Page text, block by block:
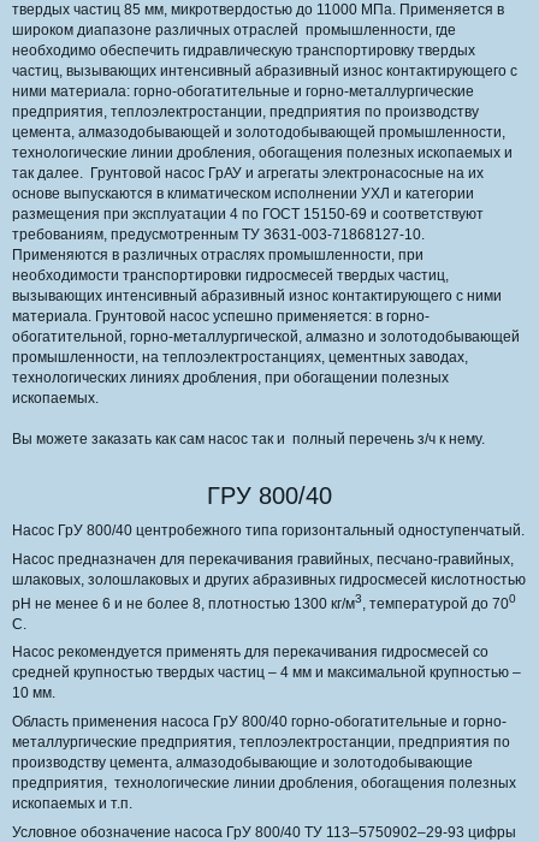
твердых частиц 85 мм, микротвердостью до 11000 МПа. Применяется в
широком диапазоне различных отраслей промышленности, где
необходимо обеспечить гидравлическую транспортировку твердых
частиц, вызывающих интенсивный абразивный износ контактирующего с
ними материала: горно-обогатительные и горно-металлургические
предприятия, теплоэлектростанции, предприятия по производству
цемента, алмазодобывающей и золотодобывающей промышленности,
технологические линии дробления, обогащения полезных ископаемых и
так далее. Грунтовой насос ГрАУ и агрегаты электронасосные на их
основе выпускаются в климатическом исполнении УХЛ и категории
размещения при эксплуатации 4 по ГОСТ 15150-69 и соответствуют
требованиям, предусмотренным ТУ 3631-003-71868127-10.
Применяются в различных отраслях промышленности, при
необходимости транспортировки гидросмесей твердых частиц,
вызывающих интенсивный абразивный износ контактирующего с ними
материала. Грунтовой насос успешно применяется: в горно-
обогатительной, горно-металлургической, алмазно и золотодобывающей
промышленности, на теплоэлектростанциях, цементных заводах,
технологических линиях дробления, при обогащении полезных
ископаемых.
Вы можете заказать как сам насос так и полный перечень з/ч к нему.
ГРУ 800/40
Насос ГрУ 800/40 центробежного типа горизонтальный одноступенчатый.
Насос предназначен для перекачивания гравийных, песчано-гравийных,
шлаковых, золошлаковых и других абразивных гидросмесей кислотностью
рН не менее 6 и не более 8, плотностью 1300 кг/м3 , температурой до 700
С.
Насос рекомендуется применять для перекачивания гидросмесей со
средней крупностью твердых частиц – 4 мм и максимальной крупностью –
10 мм.
Область применения насоса ГрУ 800/40 горно-обогатительные и горно-
металлургические предприятия, теплоэлектростанции, предприятия по
производству цемента, алмазодобывающие и золотодобывающие
предприятия, технологические линии дробления, обогащения полезных
ископаемых и т.п.
Условное обозначение насоса ГрУ 800/40 ТУ 113–5750902–29-93 цифры